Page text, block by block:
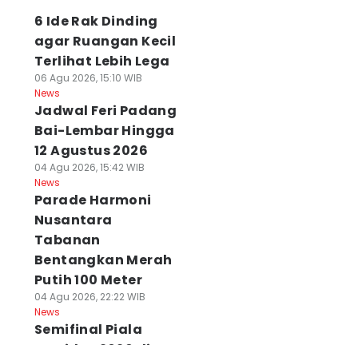
6 Ide Rak Dinding
agar Ruangan Kecil
Terlihat Lebih Lega
06 Agu 2026, 15:10 WIB
News
Jadwal Feri Padang
Bai-Lembar Hingga
12 Agustus 2026
04 Agu 2026, 15:42 WIB
News
Parade Harmoni
Nusantara
Tabanan
Bentangkan Merah
Putih 100 Meter
04 Agu 2026, 22:22 WIB
News
Semifinal Piala